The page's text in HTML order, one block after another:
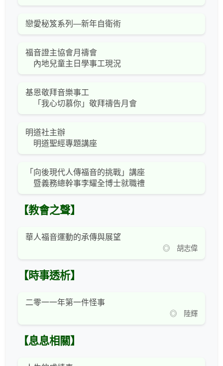
戀愛秘笈系列—新年自衛術
福音證主協會月禱會
內地兒童主日學事工現況
基恩敬拜音樂事工
「我心切慕你」敬拜禱告月會
明道社主辦
明道聖經專題講座
「向後現代人傳福音的挑戰」講座
暨義務總幹事李耀全博士就職禮
【教會之聲】
華人福音運動的承傳與展望
◎ 胡志偉
【時事透析】
二零一一年第一件怪事
◎ 陸輝
【息息相關】